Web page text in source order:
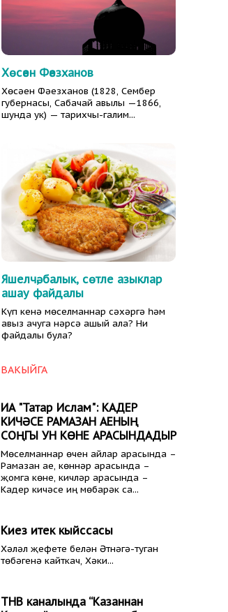
Хөсәен Фәезханов
Хөсәен Фәезханов (1828, Сембер
губернасы, Сабачай авылы —1866,
шунда ук) — тарихчы-галим...
Яшелчә, балык, сөтле азыклар
ашау файдалы
Күп кенә мөселманнар сәхәргә һәм
авыз ачуга нәрсә ашый ала? Ни
файдалы була?
ВАКЫЙГА
ИА "Татар Ислам": КАДЕР
КИЧӘСЕ РАМАЗАН АЕНЫҢ
СОҢГЫ УН КӨНЕ АРАСЫНДАДЫР
Мөселманнар өчен айлар арасында –
Рамазан ае, көннәр арасында –
җомга көне, кичләр арасында –
Кадер кичәсе иң мөбарәк са...
Киез итек кыйссасы
Хәләл җефете белән Әтнәгә-туган
төбәгенә кайткач, Хәки...
ТНВ каналында “Казаннан